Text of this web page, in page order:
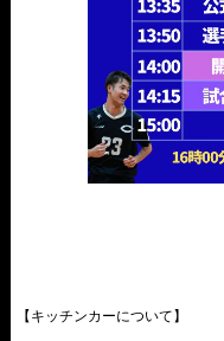
【キッチンカーについて】